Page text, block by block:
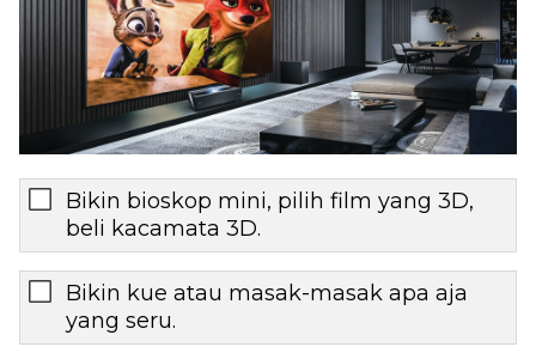
Bikin bioskop mini, pilih film yang 3D,
beli kacamata 3D.
Bikin kue atau masak-masak apa aja
yang seru.